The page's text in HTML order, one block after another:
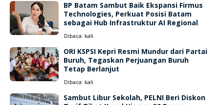
BP Batam Sambut Baik Ekspansi Firmus
Technologies, Perkuat Posisi Batam
sebagai Hub Infrastruktur AI Regional
Dibaca: kali
ORI KSPSI Kepri Resmi Mundur dari Partai
Buruh, Tegaskan Perjuangan Buruh
Tetap Berlanjut
Dibaca: kali
Sambut Libur Sekolah, PELNI Beri Diskon